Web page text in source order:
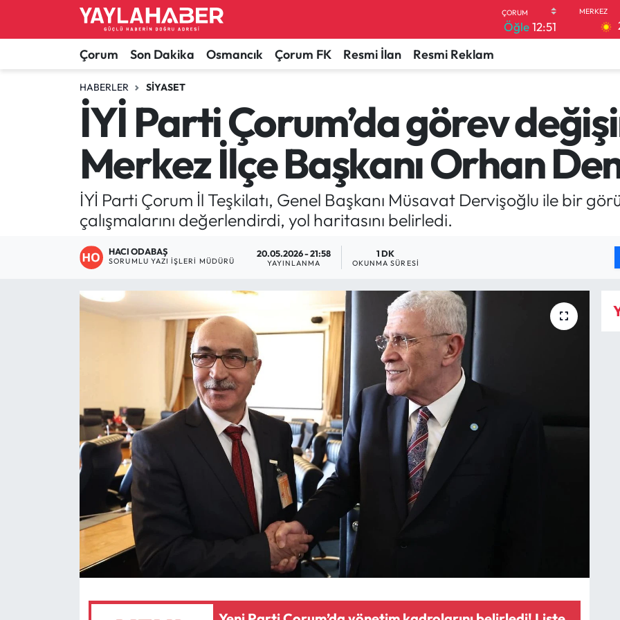
Öğle12:51
Çorum Son Dakika Osmancık Çorum FK Resmi İlan Resmi Reklam
HABERLER SIYASET
İYİ Parti Çorum’da görev
Merkez İlçe Başkanı Orhan
İYİ Parti Çorum İl Teşkilatı, Genel Başkanı Müsavat Dervişoğlu ile bir
çalışmalarını değerlendirdi, yol haritasını belirledi.
HACI ODABAŞ
SORUMLU YAZI İŞLERI MÜDÜRÜ
20.05.2026 - 21:58
YAYINLANMA
1 DK
OKUNMA SÜRESI
Alaca Haberleri
Bayat Haberleri
Bilgi - Keşfet Haberleri
Bilim ve Teknoloji
Boğazkale Haberleri
Çorum Haberleri
Çorum Son Dakika Haberleri
Dodurga Haberleri
İskilip Haberleri
Kargı Haberleri
Kültür Sanat
Laçin Haberleri
Çorum Nöbetçi Eczaneler
Çorum Hava Durumu
Çorum Namaz Vakitleri
Çorum Trafik Yoğunluk Haritası
TFF 1.Lig Puan Durumu ve Fikstür
Tüm Manşetler
Son Dakika Haberleri
Haber Arşivi